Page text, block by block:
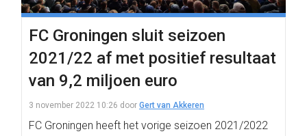
FC Groningen sluit seizoen
2021/22 af met positief resultaat
van 9,2 miljoen euro
3 november 2022 10:26 door Gert van Akkeren
FC Groningen heeft het vorige seizoen 2021/2022